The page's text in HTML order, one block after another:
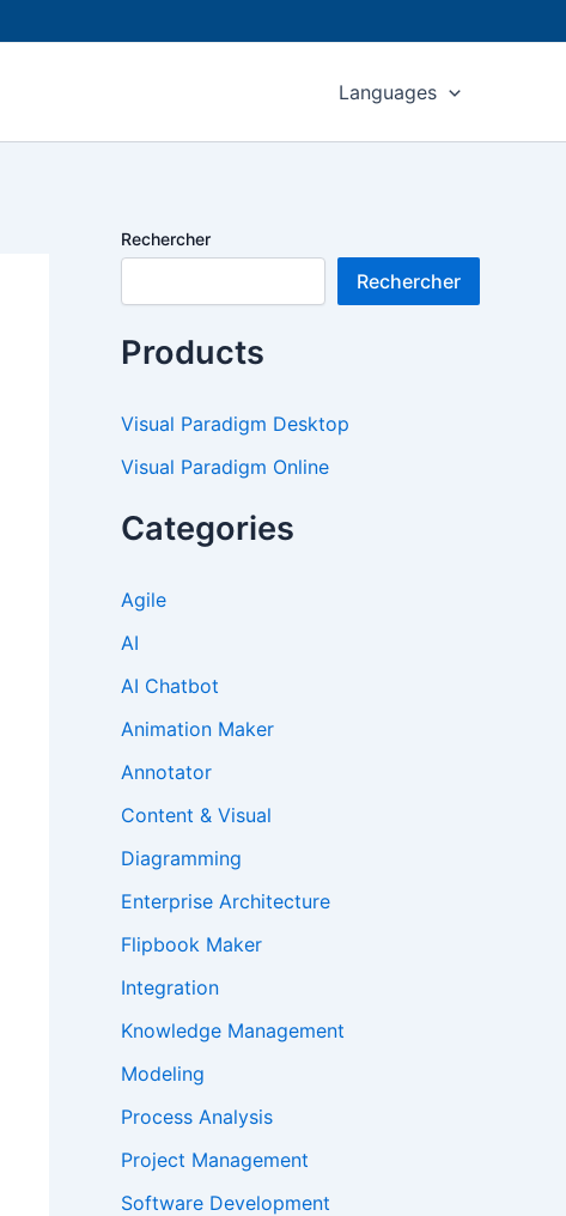
Languages
Rechercher
Rechercher
Products
Visual Paradigm Desktop
Visual Paradigm Online
Categories
Agile
AI
AI Chatbot
Animation Maker
Annotator
Content & Visual
Diagramming
Enterprise Architecture
Flipbook Maker
Integration
Knowledge Management
Modeling
Process Analysis
Project Management
Software Development